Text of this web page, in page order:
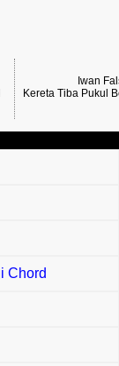
Iwan
Kereta Tiba Pukul
Chord